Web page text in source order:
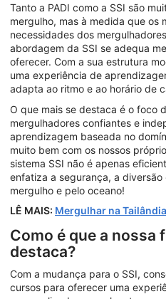
Tanto a PADI como a SSI são
mergulho, mas à medida que os
necessidades dos
abordagem da SSI se adequa
oferecer. Com a sua estrutura
uma experiência de
adapta ao ritmo e ao horário de
O que mais se destaca é o foco
mergulhadores confiantes e
aprendizagem baseada no
muito bem com os nossos
sistema SSI não é apenas
enfatiza a segurança, a
mergulho e pelo oceano!
LÊ MAIS: Mergulhar na
Como é que a nossa
destaca?
Com a mudança para o SSI,
cursos para oferecer uma